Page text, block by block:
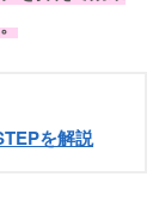
を解説